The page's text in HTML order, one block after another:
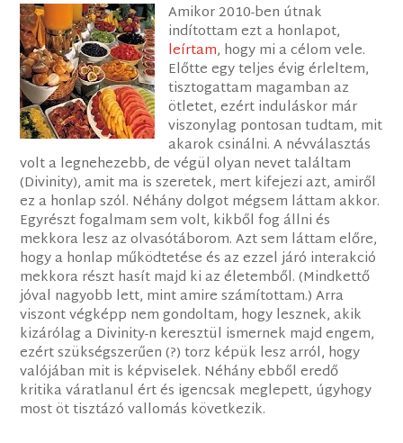
Amikor 2010-ben útnak
indítottam ezt a honlapot,
leírtam, hogy mi a célom vele.
Előtte egy teljes évig érleltem,
tisztogattam magamban az
ötletet, ezért induláskor már
viszonylag pontosan tudtam, mit
akarok csinálni. A névválasztás
volt a legnehezebb, de végül olyan nevet találtam
(Divinity), amit ma is szeretek, mert kifejezi azt, amiről
ez a honlap szól. Néhány dolgot mégsem láttam akkor.
Egyrészt fogalmam sem volt, kikből fog állni és
mekkora lesz az olvasótáborom. Azt sem láttam előre,
hogy a honlap működtetése és az ezzel járó interakció
mekkora részt hasít majd ki az életemből. (Mindkettő
jóval nagyobb lett, mint amire számítottam.) Arra
viszont végképp nem gondoltam, hogy lesznek, akik
kizárólag a Divinity-n keresztül ismernek majd engem,
ezért szükségszerűen (?) torz képük lesz arról, hogy
valójában mit is képviselek. Néhány ebből eredő
kritika váratlanul ért és igencsak meglepett, úgyhogy
most öt tisztázó vallomás következik.